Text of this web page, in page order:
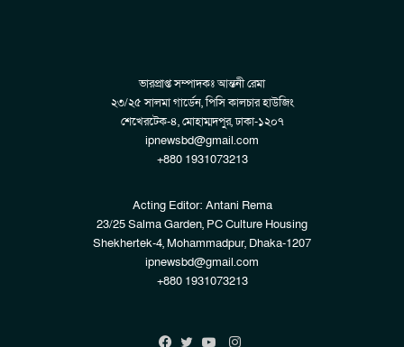
ভারপ্রাপ্ত সম্পাদকঃ আন্তনী রেমা
২৩/২৫ সালমা গার্ডেন, পিসি কালচার হাউজিং
শেখেরটেক-৪, মোহাম্মদপুর, ঢাকা-১২০৭
ipnewsbd@gmail.com
+880 1931073213
Acting Editor: Antani Rema
23/25 Salma Garden, PC Culture Housing
Shekhertek-4, Mohammadpur, Dhaka-1207
ipnewsbd@gmail.com
+880 1931073213
Instagram